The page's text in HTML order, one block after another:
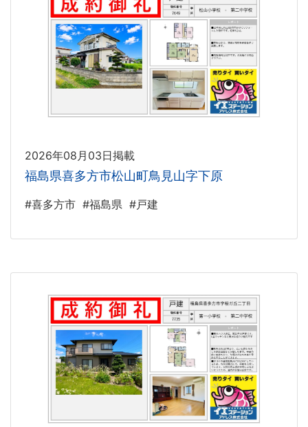
2026年08月03日掲載
福島県喜多方市松山町鳥見山字下原
#喜多方市 #福島県 #戸建